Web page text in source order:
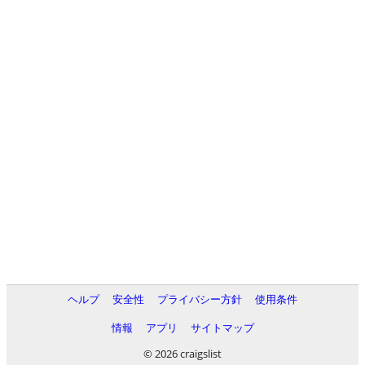
ヘルプ 安全性 プライバシー方針
使用条件
情報
アプリ
サイトマップ
© 2026 craigslist